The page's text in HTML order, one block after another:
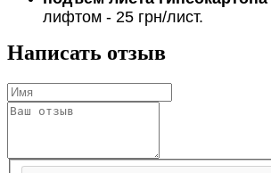
лифтом - 25 грн/лист.
Написать отзыв